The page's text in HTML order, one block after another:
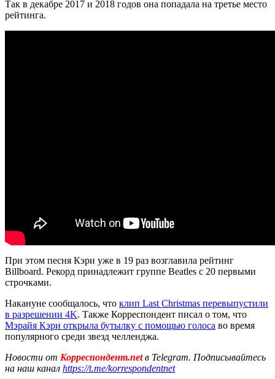
Так в декабре 2017 и 2018 годов она попадала на третье место
рейтинга.
При этом песня Кэри уже в 19 раз возглавила рейтинг
Billboard. Рекорд принадлежит группе Beatles с 20 первыми
строчками.
Накануне сообщалось, что клип Last Christmas перевыпустили
в разрешении 4K. Также Корреспондент писал о том, что
Мэрайя Кэри открыла бутылку с помощью голоса во время
популярного среди звезд челленджа.
Новости от Корреспондент.netв Telegram. Подписывайтесь
на наш канал https://t.me/korrespondentnet